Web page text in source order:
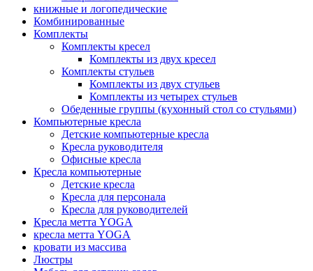
книжные и логопедические
Комбинированные
Комплекты
Комплекты кресел
Комплекты из двух кресел
Комплекты стульев
Комплекты из двух стульев
Комплекты из четырех стульев
Обеденные группы (кухонный стол со стульями)
Компьютерные кресла
Детские компьютерные кресла
Кресла руководителя
Офисные кресла
Кресла компьютерные
Детские кресла
Кресла для персонала
Кресла для руководителей
Кресла метта YOGA
кресла метта YOGA
кровати из массива
Люстры